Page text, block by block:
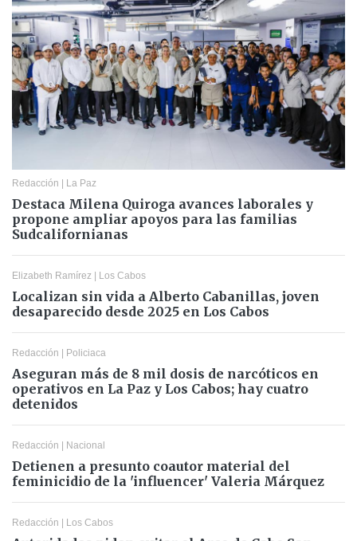
Redacción La Paz
Destaca Milena Quiroga avances laborales y
propone ampliar apoyos para las familias
Sudcalifornianas
Elizabeth Ramírez Los Cabos
Localizan sin vida a Alberto Cabanillas, joven
desaparecido desde 2025 en Los Cabos
Redacción Policiaca
Aseguran más de 8 mil dosis de narcóticos en
operativos en La Paz y Los Cabos; hay cuatro
detenidos
Redacción Nacional
Detienen a presunto coautor material del
feminicidio de la 'influencer' Valeria Márquez
Redacción Los Cabos